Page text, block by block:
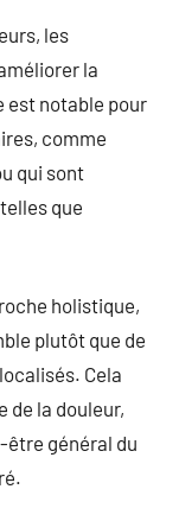
les
la
est notable pour
comme
qui sont
que
holistique,
plutôt que de
Cela
de la douleur,
être général du